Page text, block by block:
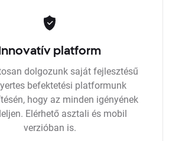
platform
dolgozunk saját fejlesztésű
befektetési platformunk
hogy az minden igényének
Elérhető asztali és mobil
verzióban is.